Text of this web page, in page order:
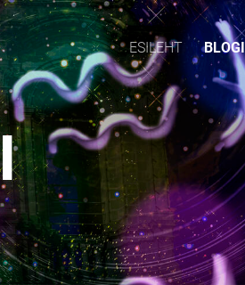
ESILEHT BLOGI